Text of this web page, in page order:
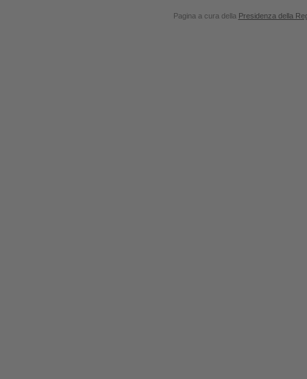
Pagina a cura della Presidenza della